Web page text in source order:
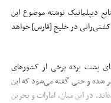
از منابع دیپلماتیک نوشته موضوع این
کشتی‌رانی در خلیج [فارس] خواهد
پشت پرده برخی از کشورهای
شده و حتی گفته می‌شود که این
در این میان، امارات و بحرین